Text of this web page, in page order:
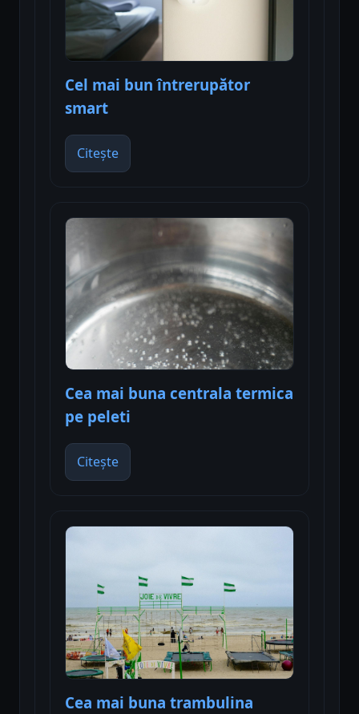
Cel mai bun întrerupător
smart
Citește
Cea mai buna centrala termica
pe peleti
Citește
Cea mai buna trambulina